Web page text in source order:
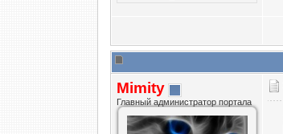
Mimity
Главный администратор портала